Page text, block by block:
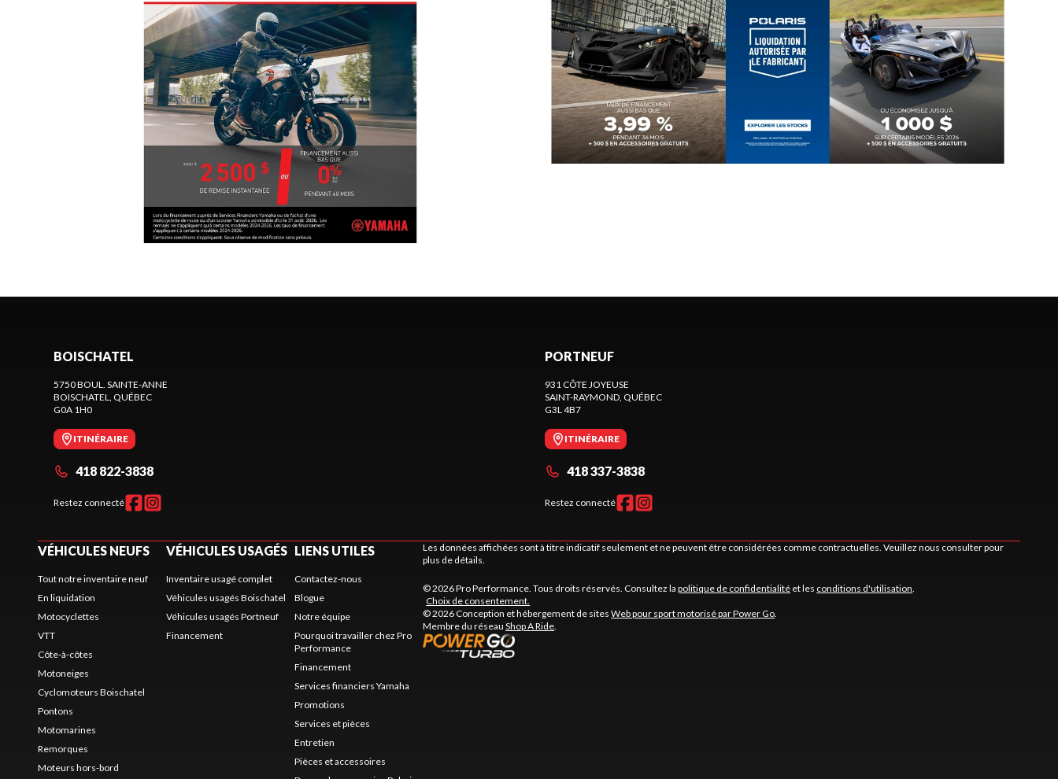
BOISCHATEL
5750 BOUL. SAINTE-ANNE
BOISCHATEL
, QUÉBEC
G0A 1H0
ITINÉRAIRE
418 822-3838
Restez connecté
PORTNEUF
931 CÔTE JOYEUSE
SAINT-RAYMOND , QUÉBEC
G3L 4B7
ITINÉRAIRE
418 337-3838
Restez connecté
VÉHICULES NEUFS
Tout notre inventaire neuf
En liquidation
Motocyclettes
VTT
Côte-à-côtes
Motoneiges
Cyclomoteurs Boischatel
Pontons
Motomarines
Remorques
Moteurs hors-bord
VÉHICULES USAGÉS
Inventaire usagé complet
Véhicules usagés Boischatel
Véhicules usagés Portneuf
Financement
LIENS UTILES
Contactez-nous
Blogue
Notre équipe
Pourquoi travailler chez Pro
Performance
Financement
Services financiers Yamaha
Promotions
Services et pièces
Entretien
Pièces et accessoires
Les données affichées sont à titre indicatif seulement et ne peuvent être considérées comme contractuelles. Veuillez nous consulter pour
plus de détails.
© 2026 Pro Performance. Tous droits réservés. Consultez lapolitique de confidentialité et les conditions d'utilisation
Choix de consentement.
© 2026 Conception et hébergement de sitesWeb pour sport motorisé par Power Go
Membre du réseauShop A Ride